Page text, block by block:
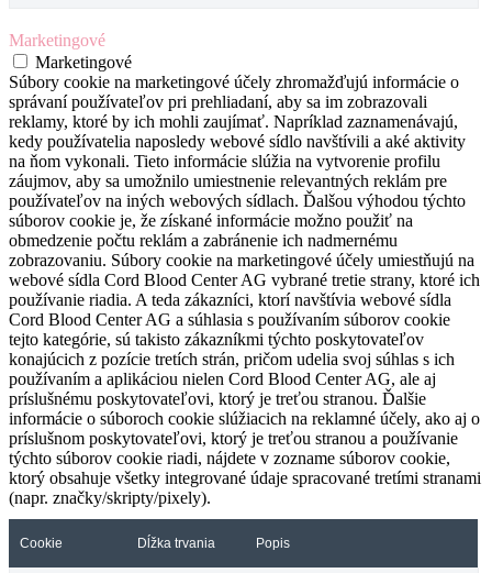
Marketingové
Marketingové
Súbory cookie na marketingové účely zhromažďujú informácie o
správaní používateľov pri prehliadaní, aby sa im zobrazovali
reklamy, ktoré by ich mohli zaujímať. Napríklad zaznamenávajú,
kedy používatelia naposledy webové sídlo navštívili a aké aktivity
na ňom vykonali. Tieto informácie slúžia na vytvorenie profilu
záujmov, aby sa umožnilo umiestnenie relevantných reklám pre
používateľov na iných webových sídlach. Ďalšou výhodou týchto
súborov cookie je, že získané informácie možno použiť na
obmedzenie počtu reklám a zabránenie ich nadmernému
zobrazovaniu. Súbory cookie na marketingové účely umiestňujú na
webové sídla Cord Blood Center AG vybrané tretie strany, ktoré ich
používanie riadia. A teda zákazníci, ktorí navštívia webové sídla
Cord Blood Center AG a súhlasia s používaním súborov cookie
tejto kategórie, sú takisto zákazníkmi týchto poskytovateľov
konajúcich z pozície tretích strán, pričom udelia svoj súhlas s ich
používaním a aplikáciou nielen Cord Blood Center AG, ale aj
príslušnému poskytovateľovi, ktorý je treťou stranou. Ďalšie
informácie o súboroch cookie slúžiacich na reklamné účely, ako aj o
príslušnom poskytovateľovi, ktorý je treťou stranou a používanie
týchto súborov cookie riadi, nájdete v zozname súborov cookie,
ktorý obsahuje všetky integrované údaje spracované tretími stranami
(napr. značky/skripty/pixely).
Cookie Dĺžka trvania Popis